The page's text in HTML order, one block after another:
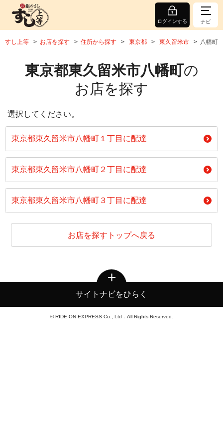
ログインする ナビ
すし上等 お店を探す 住所から探す 東京都 東久留米市 八幡町
東京都東久留米市八幡町の
お店を探す
選択してください。
東京都東久留米市八幡町１丁目に配達
東京都東久留米市八幡町２丁目に配達
東京都東久留米市八幡町３丁目に配達
お店を探すトップへ戻る
サイトナビをひらく
© RIDE ON EXPRESS Co., Ltd．All Rights Reserved.